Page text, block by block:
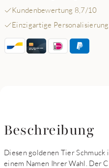
Kundenbewertung 8,7/10
Einzigartige
Beschreibung
Diesen goldenen Tier
einem Namen Ihrer Wahl. Der